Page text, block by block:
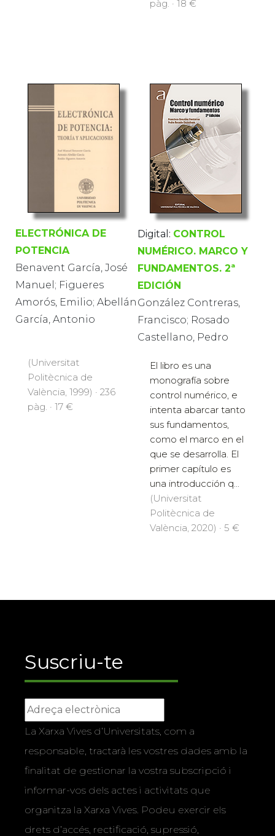
pàg. · 18 €
ELECTRÓNICA DE
POTENCIA
Benavent García, José
Manuel; Figueres
Amorós, Emilio; Abellán
García, Antonio
(Universitat
Politècnica de
València, 1999) · 236
pàg. · 17 €
Digital: CONTROL
NUMÉRICO. MARCO Y
FUNDAMENTOS. 2ª
EDICIÓN
González Contreras,
Francisco; Rosado
Castellano, Pedro
El libro es una
monografía sobre
control numérico, e
intenta abarcar tanto
sus fundamentos,
como el marco en el
que se desarrolla. El
primer capítulo es
una introducción q...
(Universitat
Politècnica de
València, 2020) · 5 €
Suscriu-te
La Xarxa Vives d’Universitats, com a
responsable, tractarà les vostres dades amb la
finalitat de gestionar la vostra subscripció i
informar-vos dels actes i activitats que
organitza la Xarxa Vives. Podeu exercir els
drets d’accés, rectificació, supressió,